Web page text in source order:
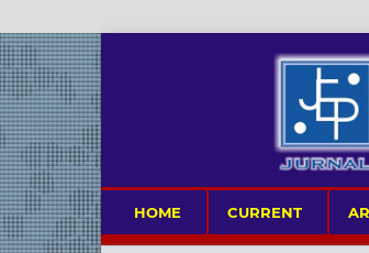
HOME CURRENT